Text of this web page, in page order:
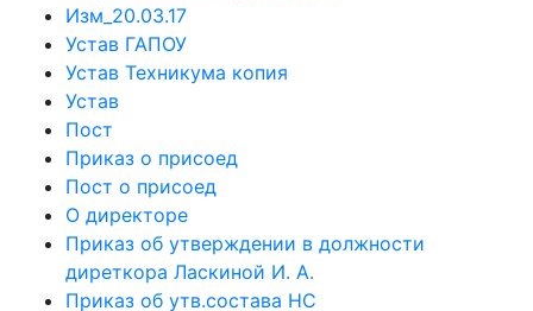
Изм_20.03.17
Устав ГАПОУ
Устав Техникума копия
Устав
Пост
Приказ о присоед
Пост о присоед
О директоре
Приказ об утверждении в должности
диреткора Ласкиной И. А.
Приказ об утв.состава НС